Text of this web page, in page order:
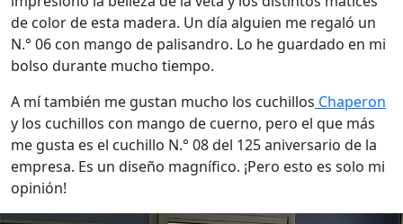
de color de esta madera. Un día alguien me regaló un
N.° 06 con mango de palisandro. Lo he guardado en mi
bolso durante mucho tiempo.
A mí también me gustan mucho los cuchillos Chaperon
y los cuchillos con mango de cuerno, pero el que más
me gusta es el cuchillo N.° 08 del 125 aniversario de la
empresa. Es un diseño magnífico. ¡Pero esto es solo mi
opinión!